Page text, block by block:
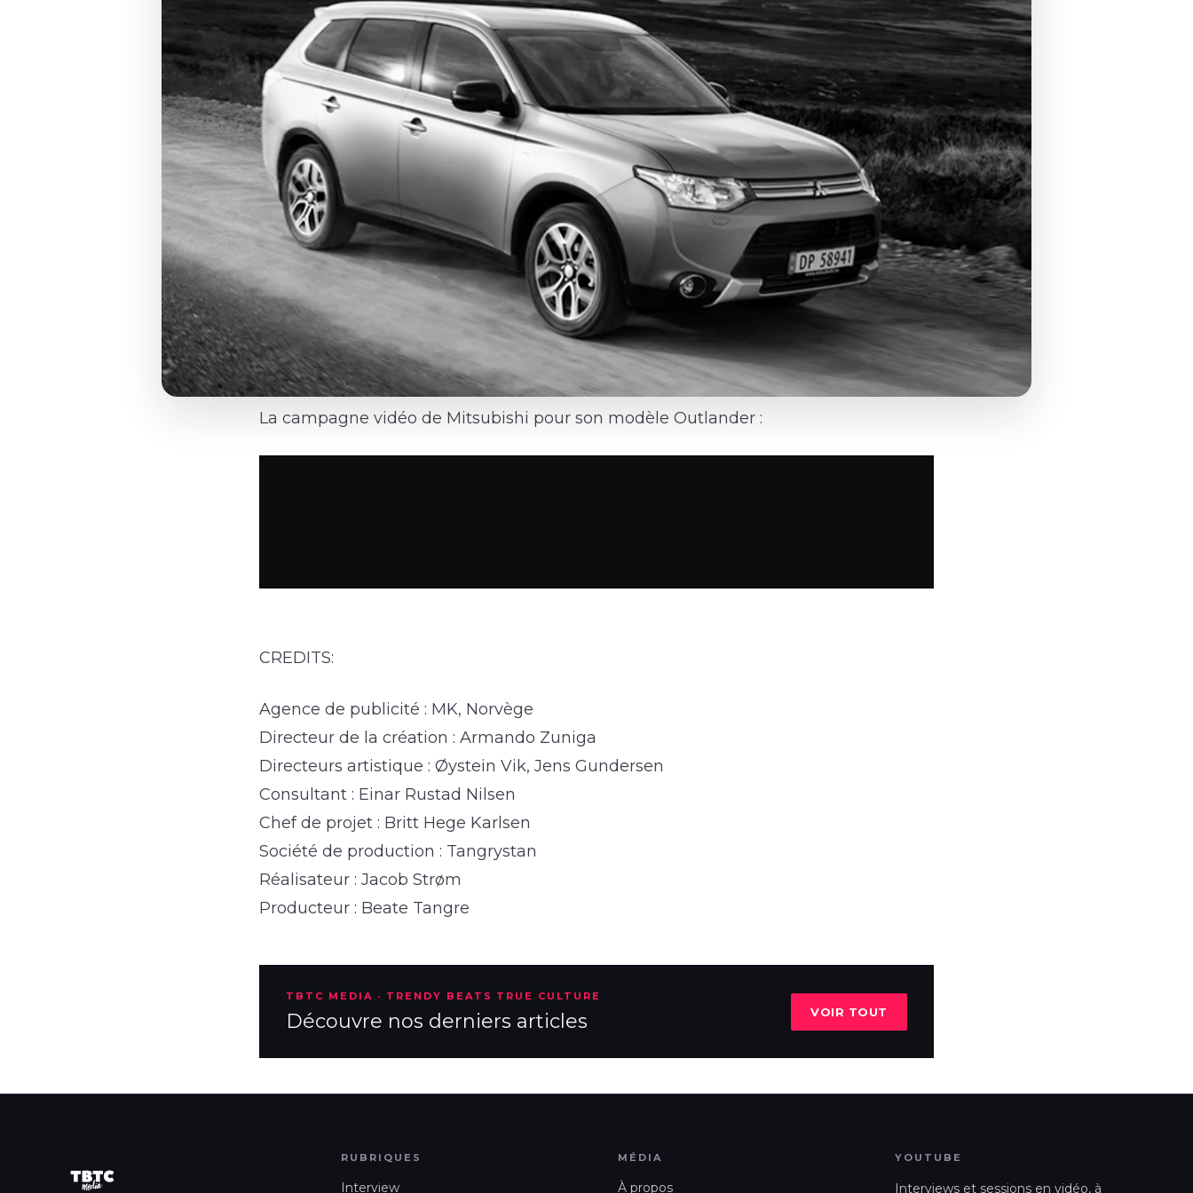
La campagne vidéo de Mitsubishi pour son modèle Outlander :
CREDITS:
Agence de publicité : MK, Norvège
Directeur de la création : Armando Zuniga
Directeurs artistique : Øystein Vik, Jens Gundersen
Consultant : Einar Rustad Nilsen
Chef de projet : Britt Hege Karlsen
Société de production : Tangrystan
Réalisateur : Jacob Strøm
Producteur : Beate Tangre
TBTC MEDIA · TRENDY BEATS TRUE CULTURE
Découvre nos derniers articles VOIR TOUT
RUBRIQUES
Interview
MÉDIA
À propos
YOUTUBE
Interviews et sessions en vidéo, à